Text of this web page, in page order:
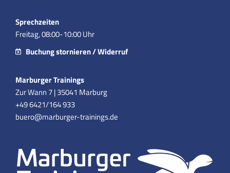
Sprechzeiten
Freitag, 08:00-10:00 Uhr
Buchung stornieren / Widerruf
Marburger Trainings
Zur Wann 7 | 35041 Marburg
+49 6421/164 933
buero@marburger-trainings.de